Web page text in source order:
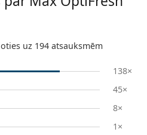
uz 194 atsauksmēm
138×
45×
8×
1×